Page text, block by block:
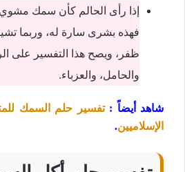
إذا رأى الحالم كأن سمك
فهذه بشرى سارة له، وربما
ظفر، ويصح هذا التفسير على
والحامل، والعزباء.
شاهد أيضاً :تفسير حلم السمك
الإسلاميين.